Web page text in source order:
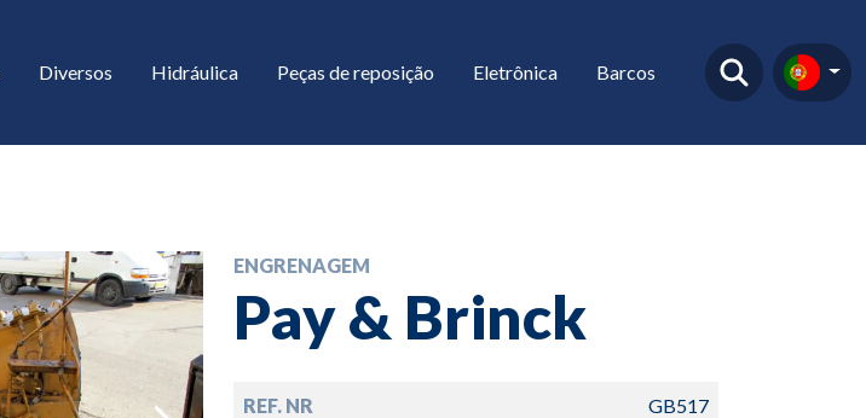
Diversos Hidráulica Peças de reposição Eletrônica Barcos
ENGRENAGEM
Pay & Brinck
REF. NR GB517